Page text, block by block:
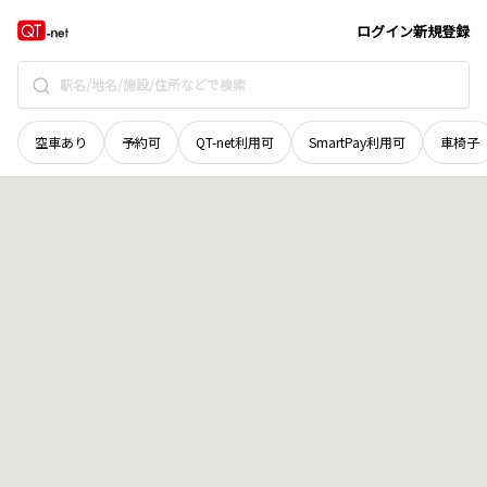
ログイン新規登録
空車あり 予約可 QT-net利用可 SmartPay利用可 車椅子
北海道